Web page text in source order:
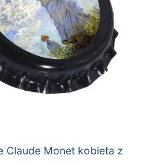
Claude Monet kobieta z